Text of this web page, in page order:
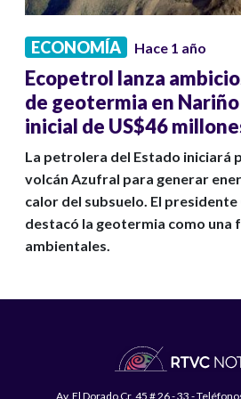
ECONOMÍA Hace 1 año
Ecopetrol lanza
de geotermia en
inicial de US$46
La petrolera del Estado iniciará
volcán Azufral para generar
calor del subsuelo. El
destacó la geotermia como una
ambientales.
Av. El Dorado Cr. 45 # 26 - 33 -